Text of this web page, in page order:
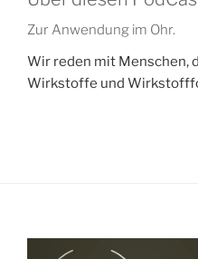
Zur Anwendung im Ohr.
Wir reden mit Menschen,
Wirkstoffe und